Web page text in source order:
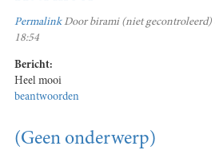
PermalinkDoorbirami (niet gecontroleerd)
18:54
Bericht:
Heel mooi
beantwoorden
(Geen onderwerp)